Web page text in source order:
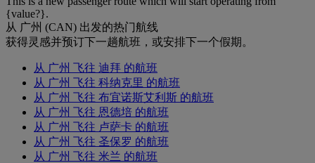
{value?}.
从 广州 (CAN) 出发的热门航线
获得灵感并预订下一趟航班，或安排下一个假期。
从 广州 飞往 迪拜 的航班
从 广州 飞往 科纳克里 的航班
从 广州 飞往 布宜诺斯艾利斯 的航班
从 广州 飞往 恩德培 的航班
从 广州 飞往 卢萨卡 的航班
从 广州 飞往 圣保罗 的航班
从 广州 飞往 米兰 的航班